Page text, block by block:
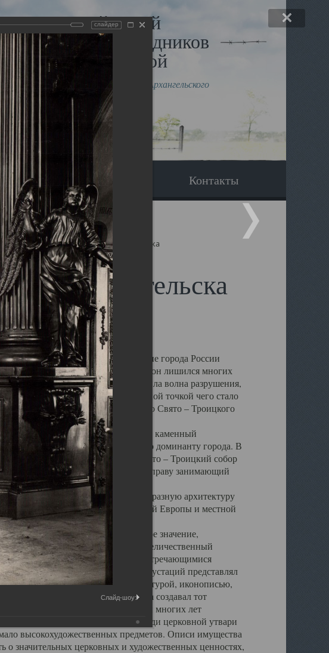
музей
и исповедников
Архангельской
по благословлению митрополита Архангельского
и Холмогорского Даниила
Вопрос-ответ Контакты
Свято-Троицкий собор Архангельска
Архангельска
мере, чем другие губернские города России
разрушений, в результате которых он лишился многих
по старому Архангельску ударила волна разрушения,
силу в конце 20 –х годов. Отправной точкой чего стало
губернии - ансамбля кафедрального Свято – Троицкого
величественный каменный
в зрительную и градостроительную доминанту города. В
Вплоть до разрушения Свято – Троицкий собор
строений Архангельска, по праву занимающий
картине Архангельска.
воплотил в себе яркую и своеобразную архитектуру
течениями России, Западной Европы и местной
оправдывали его кафедральное значение,
построек города. Обширный и величественный
с единственными нигде не встречающимися
резных, символических инкрустаций представлял
же с живописью, скульптурой, иконописью,
утвари интерьер Троицкого храма создавал тот
убранства собора, на протяжении многих лет
ризнице, библиотеке, среди церковной утвари
высокохудожественных предметов. Описи имущества
значительных церковных и художественных ценностях,
слайдер
Слайд-шоу: